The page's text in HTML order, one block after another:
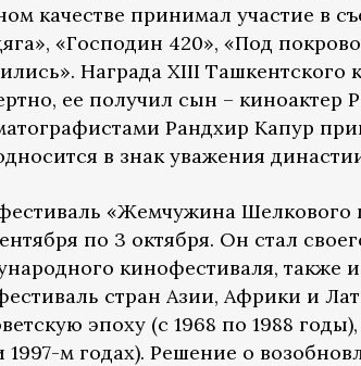
качестве принимал участие в
«Господин 420», «Под
Награда XIII
ее получил сын – киноактер
Рандхир Капур
в знак уважения
«Жемчужина Шелкового
по 3 октября. Он стал
кинофестиваля, также
стран Азии, Африки и
эпоху (с 1968 по 1988
1997-м годах). Решение о